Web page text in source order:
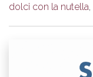
dolci con la nutella,